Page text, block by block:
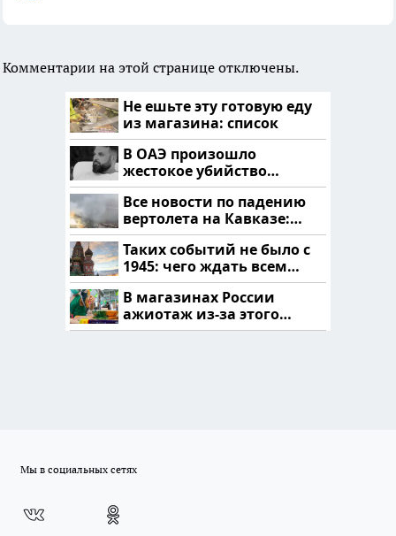
Комментарии на этой странице отключены.
Не ешьте эту готовую еду
из магазина: список
В ОАЭ произошло
жестокое убийство
криптомиллионера
Все новости по падению
вертолета на Кавказе:
читать здесь
Таких событий не было с
1945: чего ждать всем
нам?
В магазинах России
ажиотаж из-за этого
продукта: что купить?
Мы в социальных сетях